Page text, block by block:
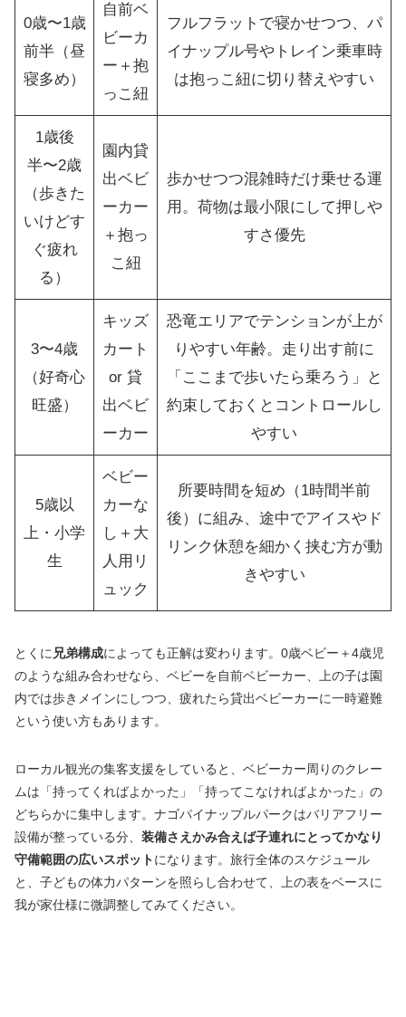
0歳〜1歳
前半（昼
寝多め）
自前ベ
ビーカ
ー＋抱
っこ紐
フルフラットで寝かせつつ、パ
イナップル号やトレイン乗車時
は抱っこ紐に切り替えやすい
1歳後
半〜2歳
（歩きた
いけどす
ぐ疲れ
る）
園内貸
出ベビ
ーカー
＋抱っ
こ紐
歩かせつつ混雑時だけ乗せる運
用。荷物は最小限にして押しや
すさ優先
3〜4歳
（好奇心
旺盛）
キッズ
カート
or 貸
出ベビ
ーカー
恐竜エリアでテンションが上が
りやすい年齢。走り出す前に
「ここまで歩いたら乗ろう」と
約束しておくとコントロールし
やすい
5歳以
上・小学
生
ベビー
カーな
し＋大
人用リ
ュック
所要時間を短め（1時間半前
後）に組み、途中でアイスやド
リンク休憩を細かく挟む方が動
きやすい
とくに兄弟構成によっても正解は変わります。0歳ベビー＋4歳児
のような組み合わせなら、ベビーを自前ベビーカー、上の子は園
内では歩きメインにしつつ、疲れたら貸出ベビーカーに一時避難
という使い方もあります。
ローカル観光の集客支援をしていると、ベビーカー周りのクレー
ムは「持ってくればよかった」「持ってこなければよかった」の
どちらかに集中します。ナゴパイナップルパークはバリアフリー
設備が整っている分、 装備さえかみ合えば子連れにとってかなり
守備範囲の広いスポットになります。旅行全体のスケジュール
と、子どもの体力パターンを照らし合わせて、上の表をベースに
我が家仕様に微調整してみてください。